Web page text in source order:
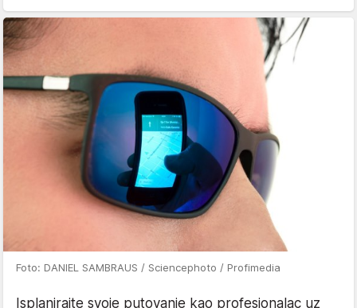
Foto: DANIEL SAMBRAUS / Sciencephoto / Profimedia
Isplanirajte svoje putovanje kao profesionalac uz